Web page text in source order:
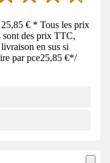
€ * Tous les prix
sont des prix TTC,
en sus si
par pce25,85 €*/